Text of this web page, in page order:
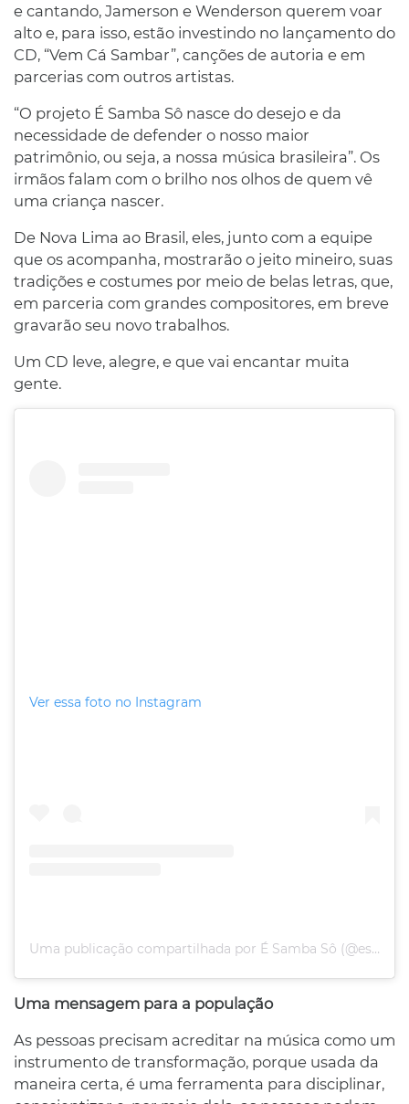
e cantando, Jamerson e Wenderson querem voar
alto e, para isso, estão investindo no lançamento do
CD, “Vem Cá Sambar”, canções de autoria e em
parcerias com outros artistas.
“O projeto É Samba Sô nasce do desejo e da
necessidade de defender o nosso maior
patrimônio, ou seja, a nossa música brasileira”. Os
irmãos falam com o brilho nos olhos de quem vê
uma criança nascer.
De Nova Lima ao Brasil, eles, junto com a equipe
que os acompanha, mostrarão o jeito mineiro, suas
tradições e costumes por meio de belas letras, que,
em parceria com grandes compositores, em breve
gravarão seu novo trabalhos.
Um CD leve, alegre, e que vai encantar muita
gente.
Ver essa foto no Instagram
Uma publicação compartilhada por É Samba Sô (@esambaso)
Uma mensagem para a população
As pessoas precisam acreditar na música como um
instrumento de transformação, porque usada da
maneira certa, é uma ferramenta para disciplinar,